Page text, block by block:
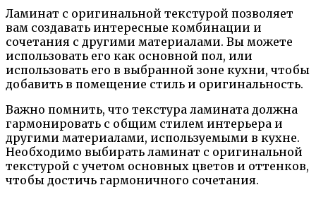
Ламинат с оригинальной текстурой позволяет
вам создавать интересные комбинации и
сочетания с другими материалами. Вы можете
использовать его как основной пол, или
использовать его в выбранной зоне кухни, чтобы
добавить в помещение стиль и оригинальность.
Важно помнить, что текстура ламината должна
гармонировать с общим стилем интерьера и
другими материалами, используемыми в кухне.
Необходимо выбирать ламинат с оригинальной
текстурой с учетом основных цветов и оттенков,
чтобы достичь гармоничного сочетания.